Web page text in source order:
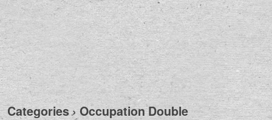
Categories ›Occupation Double